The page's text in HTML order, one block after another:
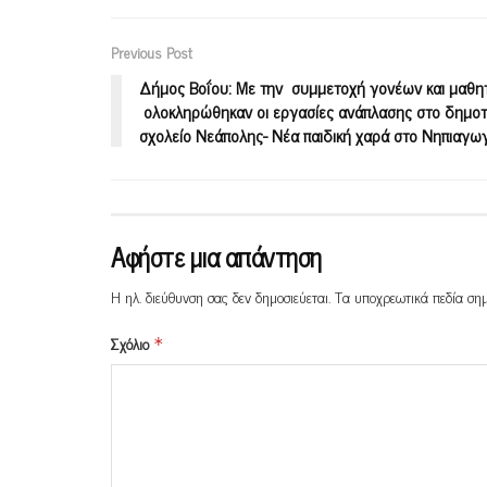
Previous Post
Δήμος Βοΐου: Με την συμμετοχή γονέων και
ολοκληρώθηκαν οι εργασίες ανάπλασης στο
σχολείο Νεάπολης- Νέα παιδική χαρά στο
Αφήστε μια απάντηση
Η ηλ. διεύθυνση σας δεν δημοσιεύεται.Τα υποχρεωτικά πεδία
Σχόλιο *